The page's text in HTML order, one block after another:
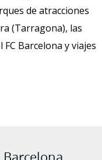
de atracciones
(Tarragona), las
Barcelona y viajes
Barcelona